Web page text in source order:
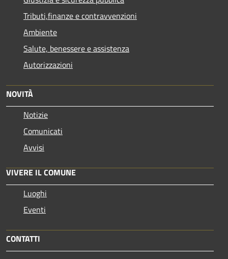
Tributi,finanze e contravvenzioni
Ambiente
Salute, benessere e assistenza
Autorizzazioni
NOVITÀ
Notizie
Comunicati
Avvisi
VIVERE IL COMUNE
Luoghi
Eventi
CONTATTI